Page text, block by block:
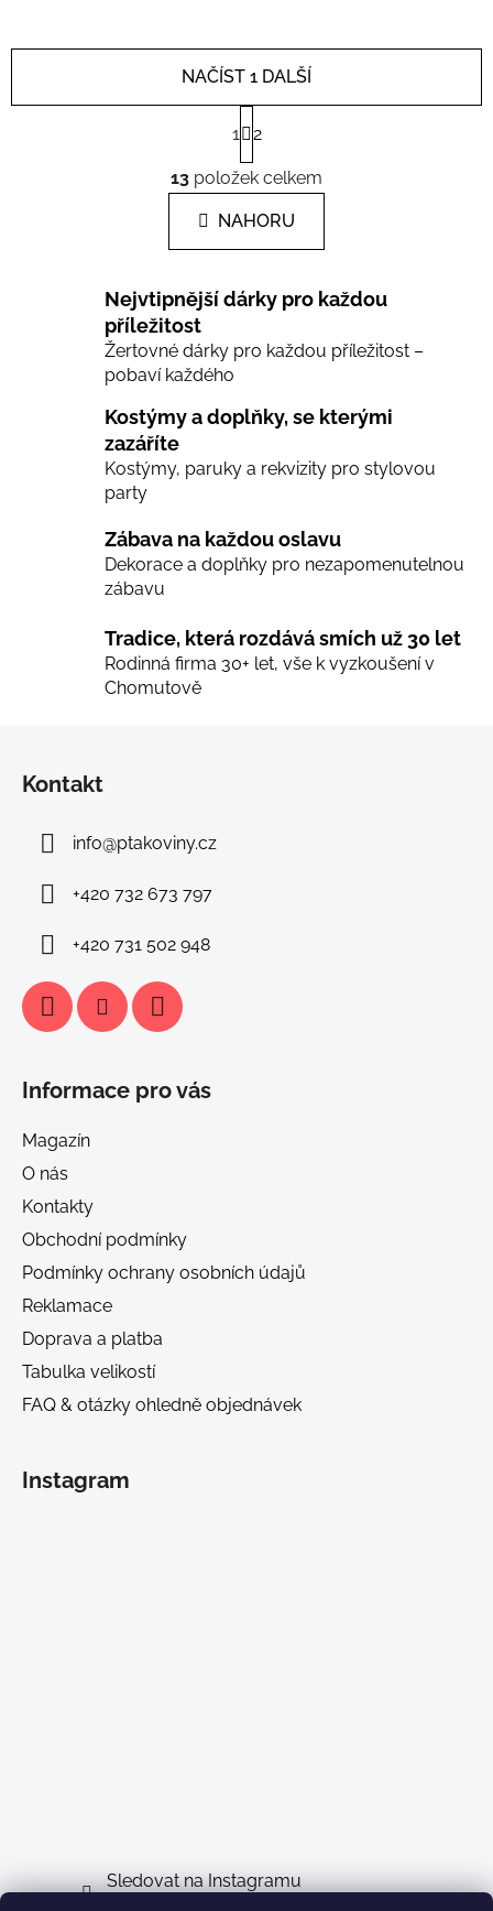
O
v
l
á
d
c
p
v
k
v
i
s
NAČÍST 1 DALŠÍ
t
r
á
n
k
n
1 2
13 položek celkem
NAHORU
Nejvtipnější dárky pro každou
příležitost
Žertovné dárky pro každou příležitost –
pobaví každého
Kostýmy a doplňky, se kterými
zazáříte
Kostýmy, paruky a rekvizity pro stylovou
party
Zábava na každou oslavu
Dekorace a doplňky pro nezapomenutelnou
zábavu
Tradice, která rozdává smích už 30 let
Rodinná firma 30+ let, vše k vyzkoušení v
Chomutově
Kontakt
info@ptakoviny.cz
+420 732 673 797
+420 731 502 948
Informace pro vás
Magazín
O nás
Kontakty
Obchodní podmínky
Podmínky ochrany osobních údajů
Reklamace
Doprava a platba
Tabulka velikostí
FAQ & otázky ohledně objednávek
Instagram
Sledovat na Instagramu